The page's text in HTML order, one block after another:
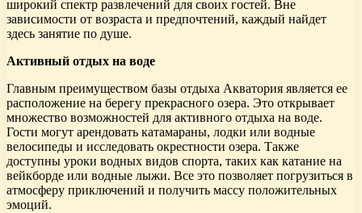
широкий спектр развлечений для своих гостей. Вне
зависимости от возраста и предпочтений, каждый найдет
здесь занятие по душе.
Активный отдых на воде
Главным преимуществом базы отдыха Акватория является ее
расположение на берегу прекрасного озера. Это открывает
множество возможностей для активного отдыха на воде.
Гости могут арендовать катамараны, лодки или водные
велосипеды и исследовать окрестности озера. Также
доступны уроки водных видов спорта, таких как катание на
вейкборде или водные лыжи. Все это позволяет погрузиться в
атмосферу приключений и получить массу положительных
эмоций.